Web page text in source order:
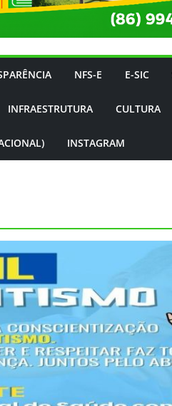
NFS-E E-SIC
INFRAESTRUTURA CULTURA
INSTAGRAM